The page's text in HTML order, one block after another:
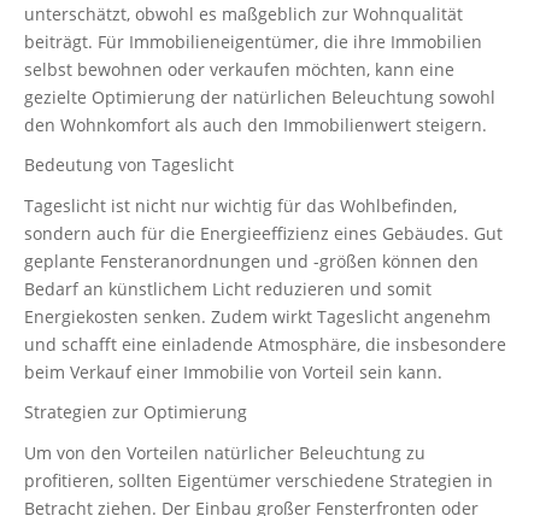
unterschätzt, obwohl es maßgeblich zur Wohnqualität
beiträgt. Für Immobilieneigentümer, die ihre Immobilien
selbst bewohnen oder verkaufen möchten, kann eine
gezielte Optimierung der natürlichen Beleuchtung sowohl
den Wohnkomfort als auch den Immobilienwert steigern.
Bedeutung von Tageslicht
Tageslicht ist nicht nur wichtig für das Wohlbefinden,
sondern auch für die Energieeffizienz eines Gebäudes. Gut
geplante Fensteranordnungen und -größen können den
Bedarf an künstlichem Licht reduzieren und somit
Energiekosten senken. Zudem wirkt Tageslicht angenehm
und schafft eine einladende Atmosphäre, die insbesondere
beim Verkauf einer Immobilie von Vorteil sein kann.
Strategien zur Optimierung
Um von den Vorteilen natürlicher Beleuchtung zu
profitieren, sollten Eigentümer verschiedene Strategien in
Betracht ziehen. Der Einbau großer Fensterfronten oder